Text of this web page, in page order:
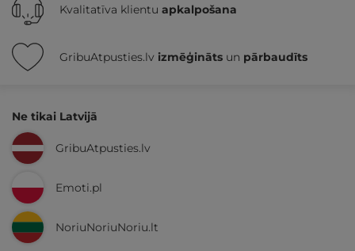
Kvalitatīva klientu apkalpošana
GribuAtpusties.lv izmēģināts un pārbaudīts
Ne tikai Latvijā
GribuAtpusties.lv
Emoti.pl
NoriuNoriuNoriu.lt